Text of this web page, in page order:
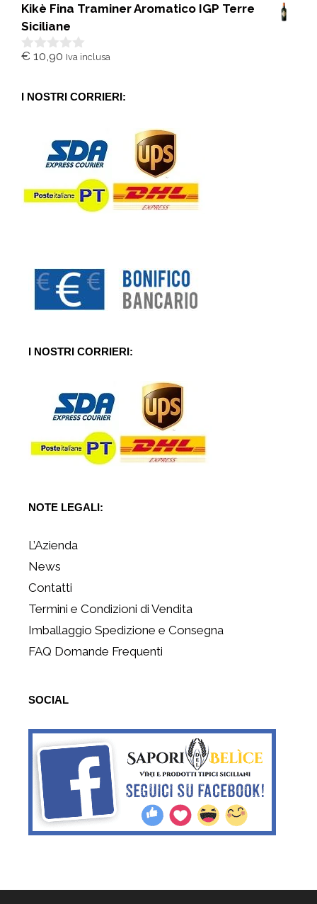
u
5
Kikè Fina Traminer Aromatico IGP Terre
Siciliane
0
5
€ 10,90 Iva inclusa
I NOSTRI CORRIERI:
I NOSTRI CORRIERI:
NOTE LEGALI:
L’Azienda
News
Contatti
Termini e Condizioni di Vendita
Imballaggio Spedizione e Consegna
FAQ Domande Frequenti
SOCIAL